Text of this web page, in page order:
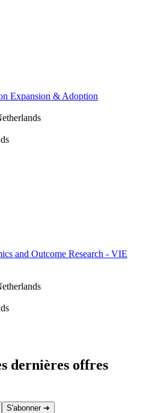
Expansion & Adoption
and Outcome Research - VIE
dernières offres
S'abonner ➜